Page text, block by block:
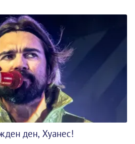
ден, Хуанес!